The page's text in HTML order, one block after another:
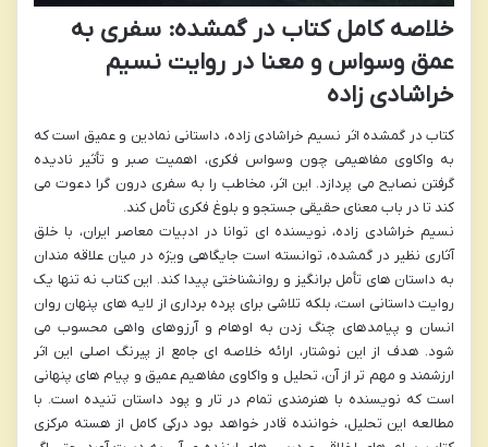
خلاصه کامل کتاب در گمشده: سفری به
عمق وسواس و معنا در روایت نسیم
خراشادی زاده
کتاب در گمشده اثر نسیم خراشادی زاده، داستانی نمادین و عمیق است که
به واکاوی مفاهیمی چون وسواس فکری، اهمیت صبر و تأثیر نادیده
گرفتن نصایح می پردازد. این اثر، مخاطب را به سفری درون گرا دعوت می
کند تا در باب معنای حقیقی جستجو و بلوغ فکری تأمل کند.
نسیم خراشادی زاده، نویسنده ای توانا در ادبیات معاصر ایران، با خلق
آثاری نظیر در گمشده، توانسته است جایگاهی ویژه در میان علاقه مندان
به داستان های تأمل برانگیز و روانشناختی پیدا کند. این کتاب نه تنها یک
روایت داستانی است، بلکه تلاشی برای پرده برداری از لایه های پنهان روان
انسان و پیامدهای چنگ زدن به اوهام و آرزوهای واهی محسوب می
شود. هدف از این نوشتار، ارائه خلاصه ای جامع از پیرنگ اصلی این اثر
ارزشمند و مهم تر از آن، تحلیل و واکاوی مفاهیم عمیق و پیام های پنهانی
است که نویسنده با هنرمندی تمام در تار و پود داستان تنیده است. با
مطالعه این تحلیل، خواننده قادر خواهد بود درکی کامل از هسته مرکزی